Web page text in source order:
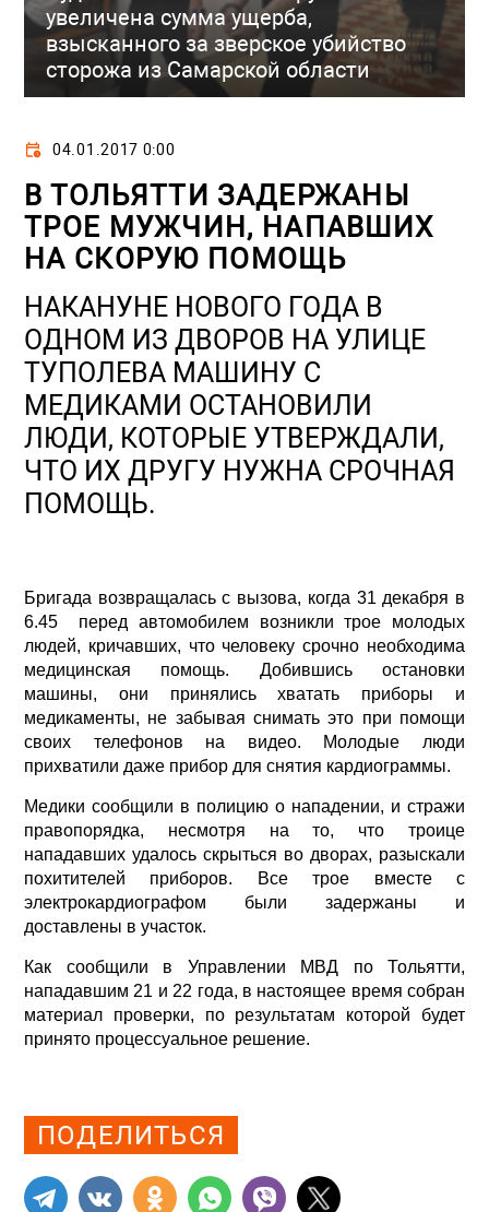
увеличена сумма ущерба,
взысканного за зверское убийство
сторожа из Самарской области
04.01.2017 0:00
В ТОЛЬЯТТИ ЗАДЕРЖАНЫ
ТРОЕ МУЖЧИН, НАПАВШИХ
НА СКОРУЮ ПОМОЩЬ
НАКАНУНЕ НОВОГО ГОДА В
ОДНОМ ИЗ ДВОРОВ НА УЛИЦЕ
ТУПОЛЕВА МАШИНУ С
МЕДИКАМИ ОСТАНОВИЛИ
ЛЮДИ, КОТОРЫЕ УТВЕРЖДАЛИ,
ЧТО ИХ ДРУГУ НУЖНА СРОЧНАЯ
ПОМОЩЬ.
Бригада возвращалась с вызова, когда 31 декабря в
6.45 перед автомобилем возникли трое молодых
людей, кричавших, что человеку срочно необходима
медицинская помощь. Добившись остановки
машины, они принялись хватать приборы и
медикаменты, не забывая снимать это при помощи
своих телефонов на видео. Молодые люди
прихватили даже прибор для снятия кардиограммы.
Медики сообщили в полицию о нападении, и стражи
правопорядка, несмотря на то, что троице
нападавших удалось скрыться во дворах, разыскали
похитителей приборов. Все трое вместе с
электрокардиографом были задержаны и
доставлены в участок.
Как сообщили в Управлении МВД по Тольятти,
нападавшим 21 и 22 года, в настоящее время собран
материал проверки, по результатам которой будет
принято процессуальное решение.
ПОДЕЛИТЬСЯ